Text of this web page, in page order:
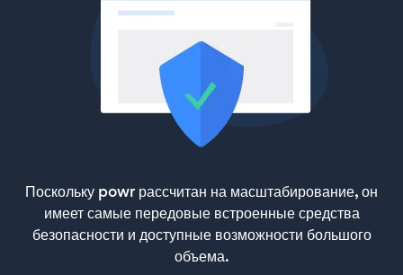
Поскольку powr рассчитан на масштабирование, он
имеет самые передовые встроенные средства
безопасности и доступные возможности большого
объема.